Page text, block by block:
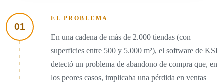
01
EL PROBLEMA
En una cadena de más de 2.000 tiendas (con
superficies entre 500 y 5.000 m²), el software de KSI
detectó un problema de abandono de compra que, en
los peores casos, implicaba una pérdida en ventas